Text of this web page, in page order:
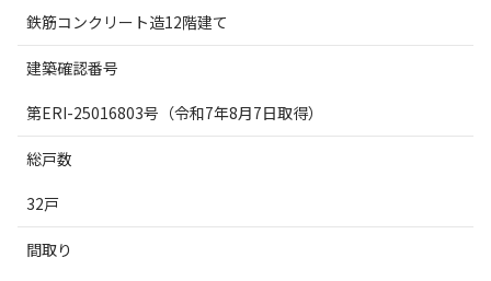
鉄筋コンクリート造12階建て
建築確認番号
第ERI-25016803号（令和7年8月7日取得）
総戸数
32戸
間取り